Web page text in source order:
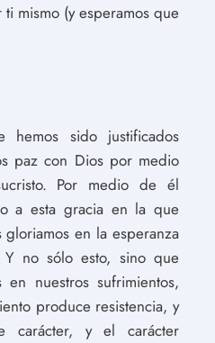
mismo (y esperamos que
sido justificados
paz con Dios por medio
Por medio de él
a esta gracia en la que
en la esperanza
no sólo esto, sino que
nuestros sufrimientos,
produce resistencia, y
carácter, y el carácter